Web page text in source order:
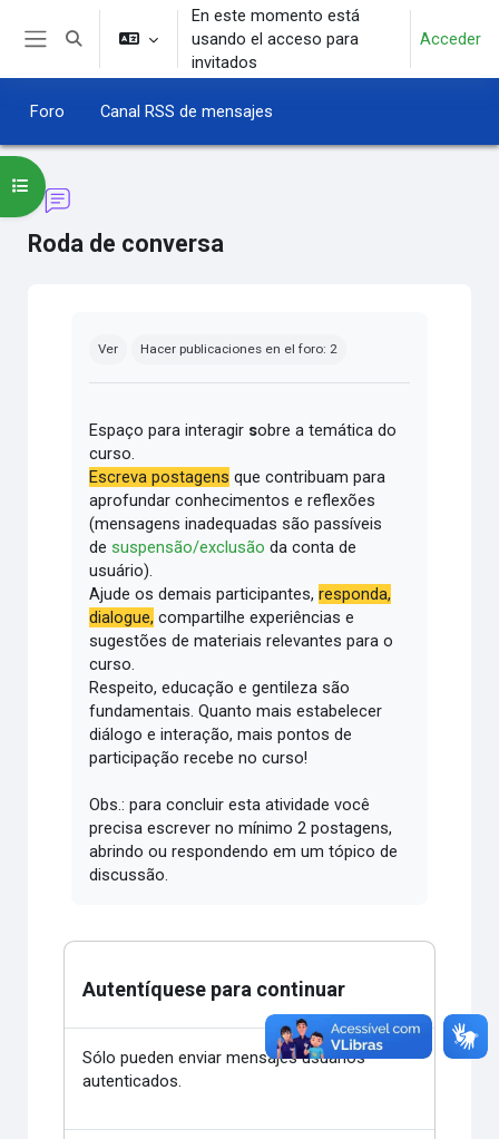
Salta al contenido principal
Selector de búsqueda de entrada
En este momento está
usando el acceso para
invitados
Acceder
Foro Canal RSS de mensajes
Roda de conversa
Abrir índice del curso
Ver Hacer publicaciones en el foro: 2
Espaço para interagir sobre a temática do
curso.
Escreva postagens que contribuam para
aprofundar conhecimentos e reflexões
(mensagens inadequadas são passíveis
desuspensão/exclusão da conta de
usuário).
Ajude os demais participantes,responda,
dialogue, compartilhe experiências e
sugestões de materiais relevantes para o
curso.
Respeito, educação e gentileza são
fundamentais.Quanto mais estabelecer
diálogo e interação, mais pontos de
participação recebe no curso!
Obs.: para concluir esta atividade você
precisa escrever no mínimo 2 postagens,
abrindo ou respondendo em um tópico de
discussão.
Autentíquese para continuar
Sólo pueden enviar mensajes usuarios
autenticados.